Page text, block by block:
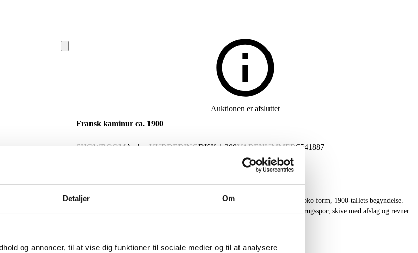
Detaljer Om
og annoncer, til at vise dig funktioner til sociale medier og til at analysere
Auktionen er afsluttet
Fransk kaminur ca. 1900
SHOWROOM Aarhus VURDERINGDKK 1.300VARENUMMER6541887
Kaminur af forgyldt metal med hvidemaljeret urskive med sorte romertal. Rokoko form, 1900-tallets begyndelse.
Bernard Lyon, Paris. H. 56 cm. Optræksnøgle medfølger. Fremstår med alm. brugsspor, skive med afslag og revner.
Lignende varer